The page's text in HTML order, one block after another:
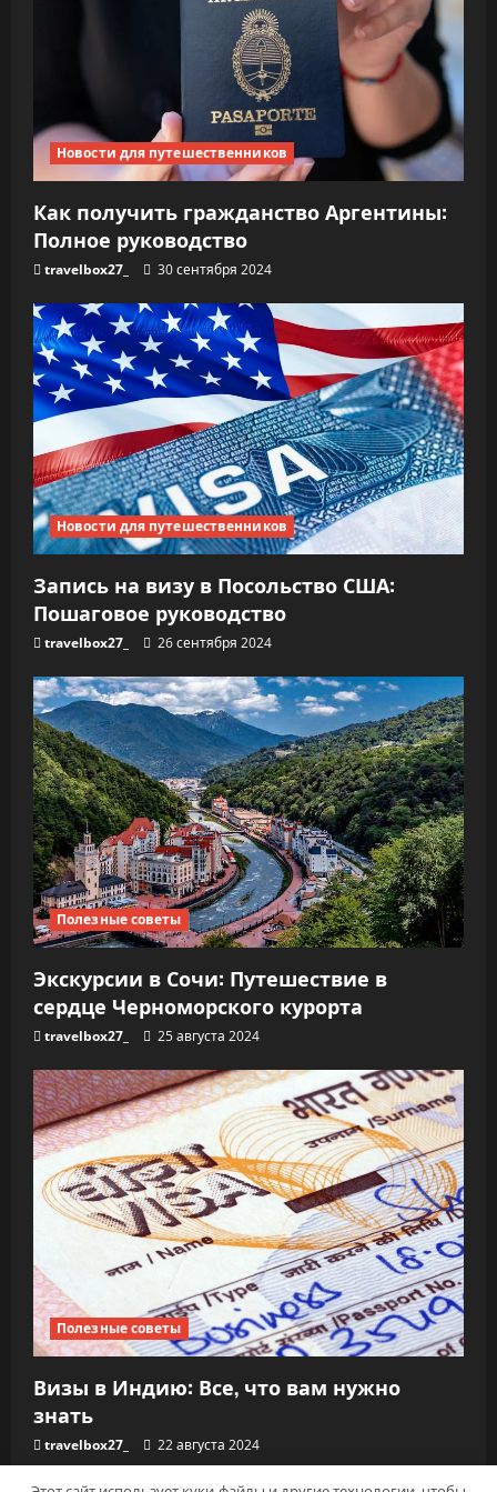
Новости для путешественников
Как получить гражданство Аргентины:
Полное руководство
travelbox27_ 30 сентября 2024
Новости для путешественников
Запись на визу в Посольство США:
Пошаговое руководство
travelbox27_ 26 сентября 2024
Полезные советы
Экскурсии в Сочи: Путешествие в
сердце Черноморского курорта
travelbox27_ 25 августа 2024
Полезные советы
Визы в Индию: Все, что вам нужно
знать
travelbox27_ 22 августа 2024